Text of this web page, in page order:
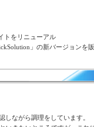
トをリニューアル
」の新バージョンを
しながら調理をしています。